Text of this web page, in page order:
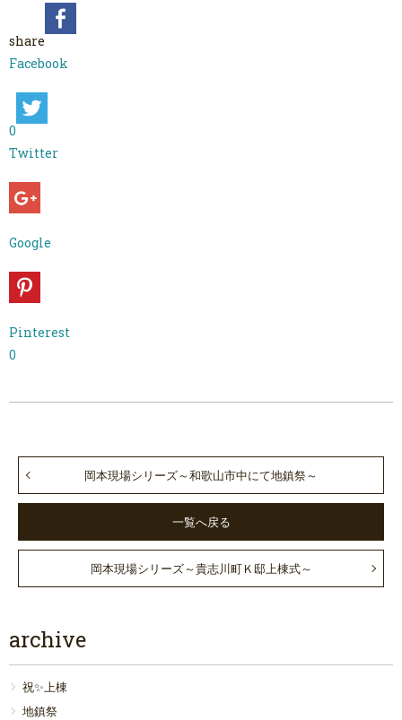
share
Facebook
0
Twitter
Google
Pinterest
0
岡本現場シリーズ～和歌山市中にて地鎮祭～
一覧へ戻る
岡本現場シリーズ～貴志川町Ｋ邸上棟式～
archive
祝✨上棟
地鎮祭